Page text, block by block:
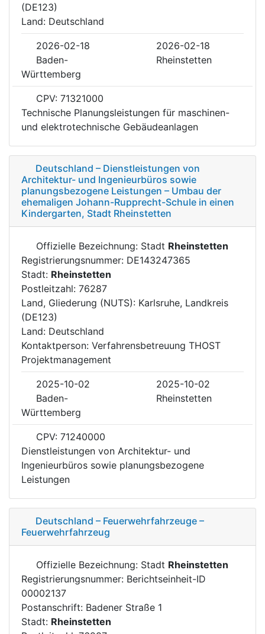
(DE123)
Land: Deutschland
2026-02-18
2026-02-18
Baden-
Württemberg
Rheinstetten
CPV: 71321000
Technische Planungsleistungen für maschinen-
und elektrotechnische Gebäudeanlagen
Deutschland – Dienstleistungen von
Architektur- und Ingenieurbüros sowie
planungsbezogene Leistungen – Umbau der
ehemaligen Johann-Rupprecht-Schule in einen
Kindergarten, Stadt Rheinstetten
Offizielle Bezeichnung: Stadt Rheinstetten
Registrierungsnummer: DE143247365
Stadt: Rheinstetten
Postleitzahl: 76287
Land, Gliederung (NUTS): Karlsruhe, Landkreis
(DE123)
Land: Deutschland
Kontaktperson: Verfahrensbetreuung THOST
Projektmanagement
2025-10-02
2025-10-02
Baden-
Württemberg
Rheinstetten
CPV: 71240000
Dienstleistungen von Architektur- und
Ingenieurbüros sowie planungsbezogene
Leistungen
Deutschland – Feuerwehrfahrzeuge –
Feuerwehrfahrzeug
Offizielle Bezeichnung: Stadt Rheinstetten
Registrierungsnummer: Berichtseinheit-ID
00002137
Postanschrift: Badener Straße 1
Stadt: Rheinstetten